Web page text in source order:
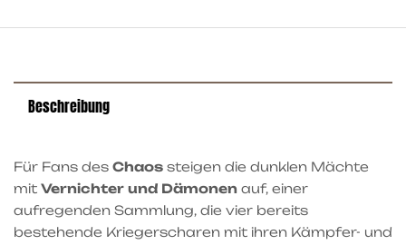
Beschreibung
Für Fans des Chaos steigen die dunklen Mächte
mit Vernichter und Dämonen auf, einer
aufregenden Sammlung, die vier bereits
bestehende Kriegerscharen mit ihren Kämpfer- und